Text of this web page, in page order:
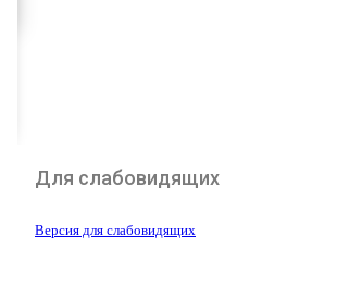
Для слабовидящих
Версия для слабовидящих